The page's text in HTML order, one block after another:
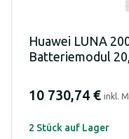
Huawei LUNA
Batteriemodul
10 730,74 € inkl.
2 Stück auf Lager